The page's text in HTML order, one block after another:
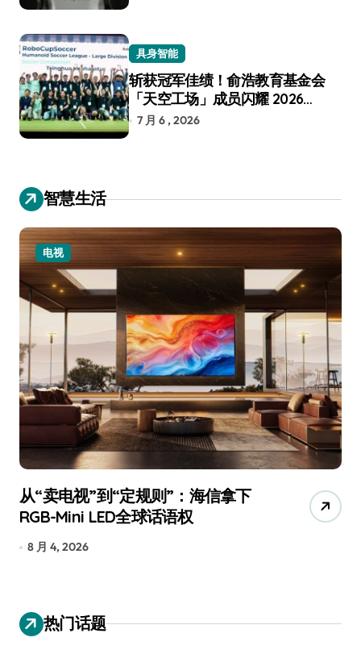
具身智能
斩获冠军佳绩！俞浩教育基金会
「天空工场」成员闪耀 2026
RoboCup 机器人世界杯
7 月 6 , 2026
智慧生活
电视
从“卖电视”到“定规则”：海信拿下
RGB-Mini LED全球话语权
8 月 4, 2026
热门话题